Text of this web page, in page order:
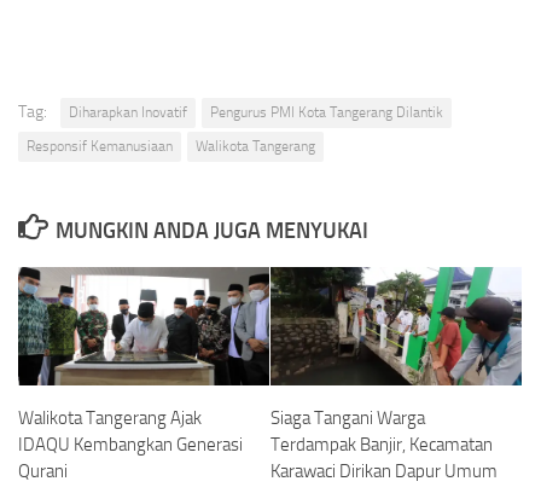
Tag: Diharapkan Inovatif
Pengurus PMI Kota Tangerang Dilantik
Responsif Kemanusiaan
Walikota Tangerang
MUNGKIN ANDA JUGA MENYUKAI
Walikota Tangerang Ajak
IDAQU Kembangkan Generasi
Qurani
Siaga Tangani Warga
Terdampak Banjir, Kecamatan
Karawaci Dirikan Dapur Umum